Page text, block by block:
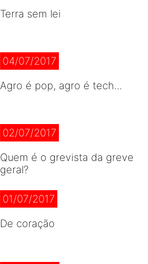
Terra sem lei
04/07/2017
Agro é pop, agro é tech...
02/07/2017
Quem é o grevista da greve
geral?
01/07/2017
De coração